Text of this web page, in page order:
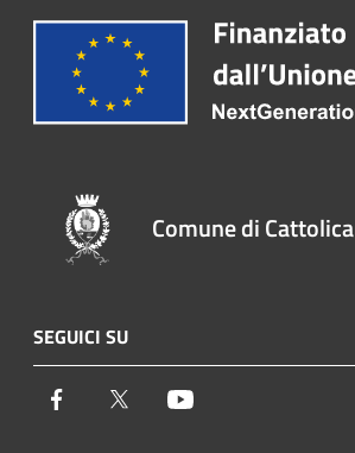
Comune di Cattolica
SEGUICI SU
Facebook Twitter